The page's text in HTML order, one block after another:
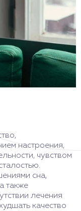
настроения,
чувством
сна,
также
лечения
качество